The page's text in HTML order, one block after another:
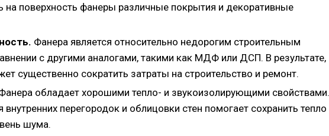
на поверхность фанеры различные покрытия и декоративные
Фанера является относительно недорогим строительным
с другими аналогами, такими как МДФ или ДСП. В результате,
существенно сократить затраты на строительство и ремонт.
обладает хорошими тепло- и звукоизолирующими свойствами.
перегородок и облицовки стен помогает сохранить тепло
шума.